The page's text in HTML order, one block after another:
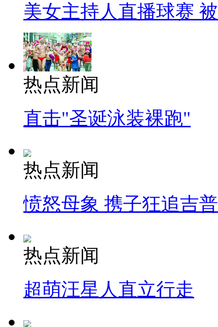
美女主持人直播球赛
热点新闻
直击"圣诞泳装裸跑"
热点新闻
愤怒母象 携子狂追吉
热点新闻
超萌汪星人直立行走